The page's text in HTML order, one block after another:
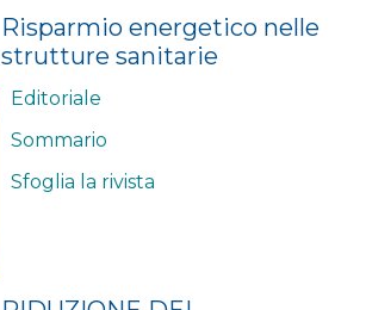
Risparmio energetico nelle
strutture sanitarie
Editoriale
Sommario
Sfoglia la rivista